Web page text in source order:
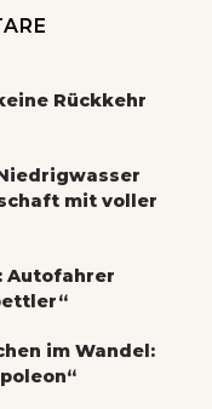
Rückkehr
mit voller
Autofahrer
im Wandel: